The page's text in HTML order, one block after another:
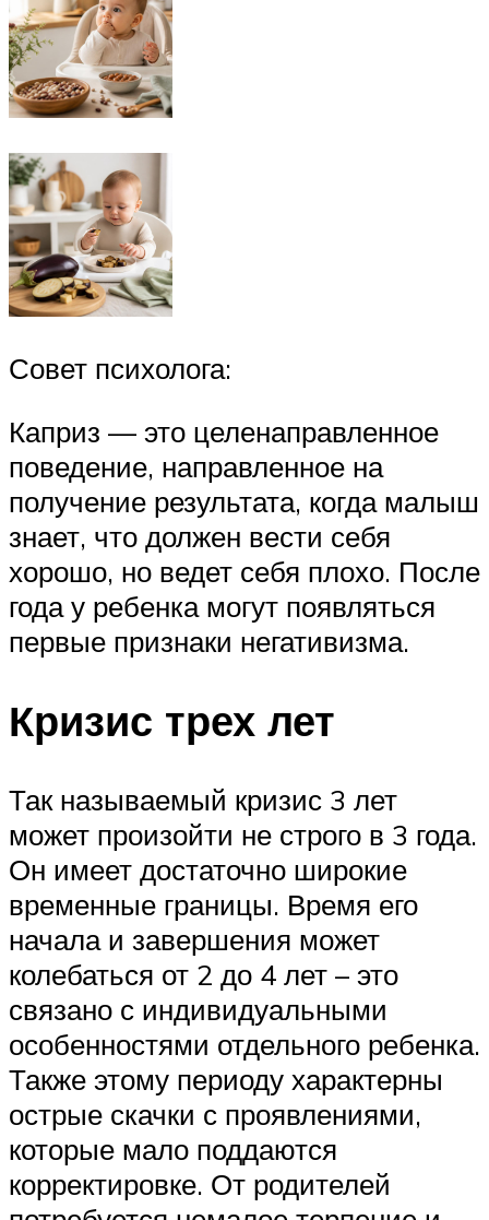
Совет психолога:
Каприз — это целенаправленное
поведение, направленное на
получение результата, когда малыш
знает, что должен вести себя
хорошо, но ведет себя плохо. После
года у ребенка могут появляться
первые признаки негативизма.
Кризис трех лет
Так называемый кризис 3 лет
может произойти не строго в 3 года.
Он имеет достаточно широкие
временные границы. Время его
начала и завершения может
колебаться от 2 до 4 лет – это
связано с индивидуальными
особенностями отдельного ребенка.
Также этому периоду характерны
острые скачки с проявлениями,
которые мало поддаются
корректировке. От родителей